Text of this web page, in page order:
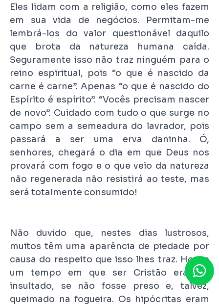
Eles lidam com a religião, como eles fazem
em sua vida de negócios. Permitam-me
lembrá-los do valor questionável daquilo
que brota da natureza humana caída.
Seguramente isso não traz ninguém para o
reino espiritual, pois “o que é nascido da
carne é carne”. Apenas “o que é nascido do
Espírito é espírito”. “Vocês precisam nascer
de novo”. Cuidado com tudo o que surge no
campo sem a semeadura do lavrador, pois
passará a ser uma erva daninha. Ó,
senhores, chegará o dia em que Deus nos
provará com fogo e o que veio da natureza
não regenerada não resistirá ao teste, mas
será totalmente consumido!
Não duvido que, nestes dias lustrosos,
muitos têm uma aparência de piedade por
causa do respeito que isso lhes traz. Houve
um tempo em que ser Cristão era ser
insultado, se não fosse preso e, talvez,
queimado na fogueira. Os hipócritas eram